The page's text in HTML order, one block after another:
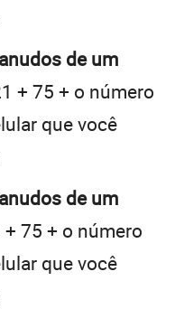
de um
+ 75 + o número
que você
de um
75 + o número
que você